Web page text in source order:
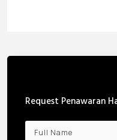
Request Penawaran